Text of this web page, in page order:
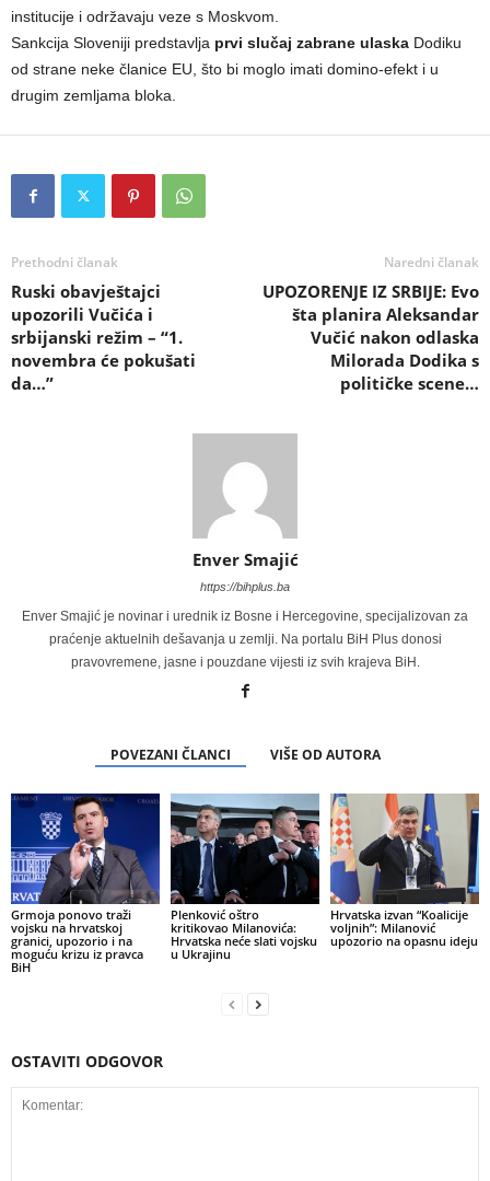
institucije i održavaju veze s Moskvom.
Sankcija Sloveniji predstavlja prvi slučaj zabrane ulaska Dodiku
od strane neke članice EU, što bi moglo imati domino-efekt i u
drugim zemljama bloka.
Prethodni članak
Ruski obavještajci
upozorili Vučića i
srbijanski režim – “1.
novembra će pokušati
da…”
Naredni članak
UPOZORENJE IZ SRBIJE: Evo
šta planira Aleksandar
Vučić nakon odlaska
Milorada Dodika s
političke scene…
Enver Smajić
https://bihplus.ba
Enver Smajić je novinar i urednik iz Bosne i Hercegovine, specijalizovan za
praćenje aktuelnih dešavanja u zemlji. Na portalu BiH Plus donosi
pravovremene, jasne i pouzdane vijesti iz svih krajeva BiH.
POVEZANI ČLANCI VIŠE OD AUTORA
Grmoja ponovo traži
vojsku na hrvatskoj
granici, upozorio i na
moguću krizu iz pravca
BiH
Plenković oštro
kritikovao Milanovića:
Hrvatska neće slati vojsku
u Ukrajinu
Hrvatska izvan “Koalicije
voljnih”: Milanović
upozorio na opasnu ideju
OSTAVITI ODGOVOR